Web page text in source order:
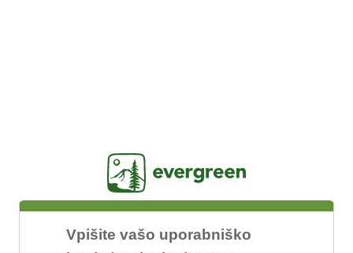
Vpišite vašo uporabniško